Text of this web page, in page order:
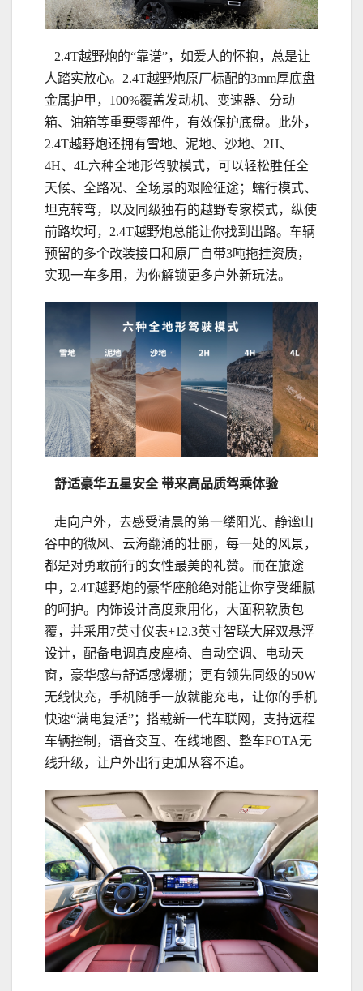
2.4T越野炮的“靠谱”，如爱人的怀抱，总是让
人踏实放心。2.4T越野炮原厂标配的3mm厚底盘
金属护甲，100%覆盖发动机、变速器、分动
箱、油箱等重要零部件，有效保护底盘。此外，
2.4T越野炮还拥有雪地、泥地、沙地、2H、
4H、4L六种全地形驾驶模式，可以轻松胜任全
天候、全路况、全场景的艰险征途；蠕行模式、
坦克转弯，以及同级独有的越野专家模式，纵使
前路坎坷，2.4T越野炮总能让你找到出路。车辆
预留的多个改装接口和原厂自带3吨拖挂资质，
实现一车多用，为你解锁更多户外新玩法。
舒适豪华五星安全 带来高品质驾乘体验
走向户外，去感受清晨的第一缕阳光、静谧山
谷中的微风、云海翻涌的壮丽，每一处的风景，
都是对勇敢前行的女性最美的礼赞。而在旅途
中，2.4T越野炮的豪华座舱绝对能让你享受细腻
的呵护。内饰设计高度乘用化，大面积软质包
覆，并采用7英寸仪表+12.3英寸智联大屏双悬浮
设计，配备电调真皮座椅、自动空调、电动天
窗，豪华感与舒适感爆棚；更有领先同级的50W
无线快充，手机随手一放就能充电，让你的手机
快速“满电复活”；搭载新一代车联网，支持远程
车辆控制，语音交互、在线地图、整车FOTA无
线升级，让户外出行更加从容不迫。